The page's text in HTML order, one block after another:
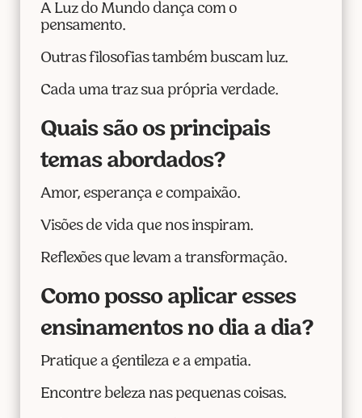
A Luz do Mundo dança com o
pensamento.
Outras filosofias também buscam luz.
Cada uma traz sua própria verdade.
Quais são os principais
temas abordados?
Amor, esperança e compaixão.
Visões de vida que nos inspiram.
Reflexões que levam a transformação.
Como posso aplicar esses
ensinamentos no dia a dia?
Pratique a gentileza e a empatia.
Encontre beleza nas pequenas coisas.